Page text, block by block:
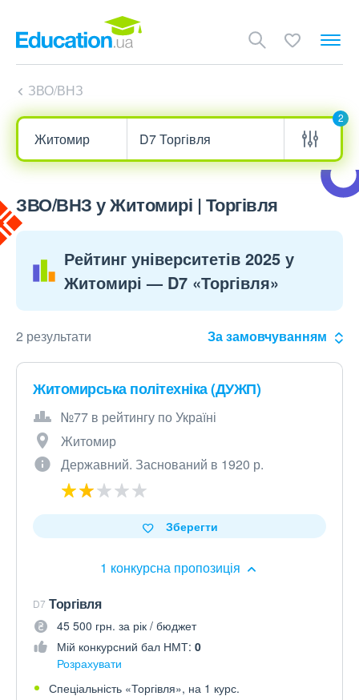
ЗВО/ВНЗ
2
ЗВО/ВНЗ у Житомирі | Торгівля
Рейтинг університетів 2025 у
Житомирі — D7 «Торгівля»
2 результати За замовчуванням
Житомирська політехніка (ДУЖП)
№77 в рейтингу по Україні
Житомир
Державний. Заснований в 1920 р.
1 конкурсна пропозиція
Зберегти
D7 Торгівля
45 500 грн. за рік / бюджет
Мій конкурсний бал НМТ: 0
Розрахувати
Спеціальність «Торгівля», на 1 курс.